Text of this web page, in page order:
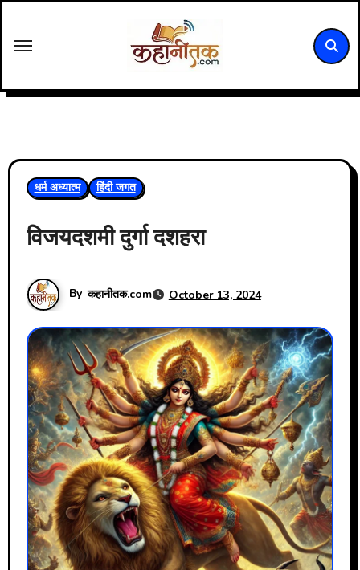
content
धर्म अध्यात्म हिंदी जगत
विजयदशमी दुर्गा दशहरा
By कहानीतक.com October 13, 2024